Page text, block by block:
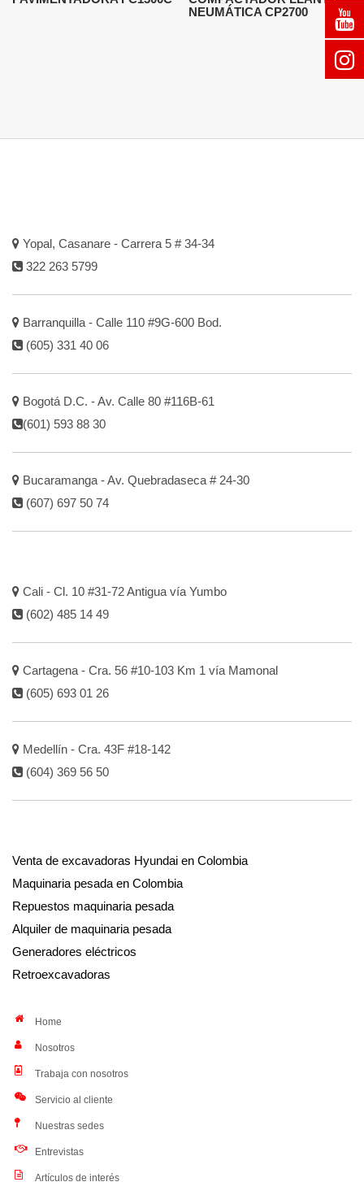
NEUMÁTICA CP2700
Yopal, Casanare - Carrera 5 # 34-34
322 263 5799
Barranquilla - Calle 110 #9G-600 Bod.
(605) 331 40 06
Bogotá D.C. - Av. Calle 80 #116B-61
(601) 593 88 30
Bucaramanga - Av. Quebradaseca # 24-30
(607) 697 50 74
Cali - Cl. 10 #31-72 Antigua vía Yumbo
(602) 485 14 49
Cartagena - Cra. 56 #10-103 Km 1 vía Mamonal
(605) 693 01 26
Medellín - Cra. 43F #18-142
(604) 369 56 50
Venta de excavadoras Hyundai en Colombia
Maquinaria pesada en Colombia
Repuestos maquinaria pesada
Alquiler de maquinaria pesada
Generadores eléctricos
Retroexcavadoras
Home
Nosotros
Trabaja con nosotros
Servicio al cliente
Nuestras sedes
Entrevistas
Artículos de interés